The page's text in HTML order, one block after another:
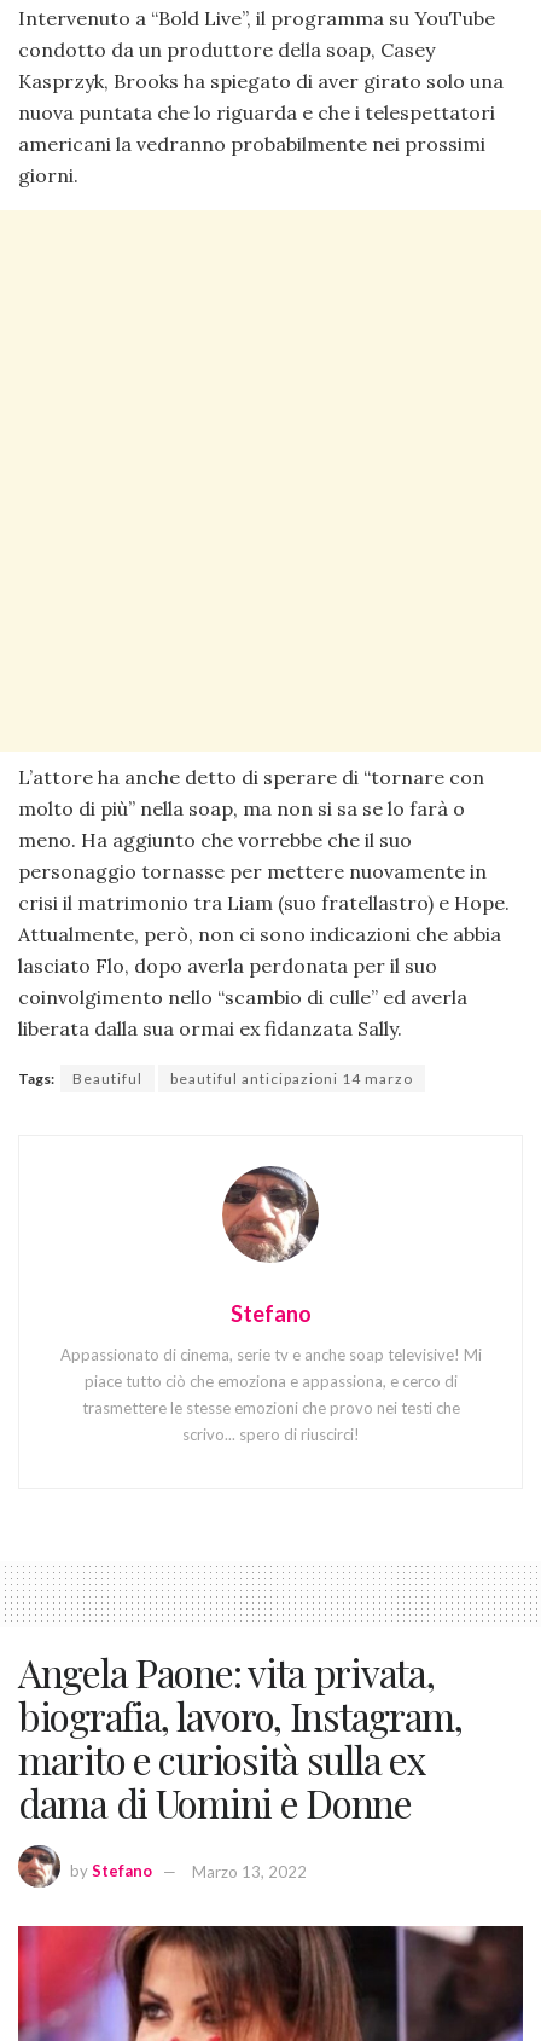
Intervenuto a “Bold Live”, il programma su YouTube
condotto da un produttore della soap, Casey
Kasprzyk, Brooks ha spiegato di aver girato solo una
nuova puntata che lo riguarda e che i telespettatori
americani la vedranno probabilmente nei prossimi
giorni.
L’attore ha anche detto di sperare di “tornare con
molto di più” nella soap, ma non si sa se lo farà o
meno. Ha aggiunto che vorrebbe che il suo
personaggio tornasse per mettere nuovamente in
crisi il matrimonio tra Liam (suo fratellastro) e Hope.
Attualmente, però, non ci sono indicazioni che abbia
lasciato Flo, dopo averla perdonata per il suo
coinvolgimento nello “scambio di culle” ed averla
liberata dalla sua ormai ex fidanzata Sally.
Tags: Beautiful beautiful anticipazioni 14 marzo
Stefano
Appassionato di cinema, serie tv e anche soap televisive! Mi
piace tutto ciò che emoziona e appassiona, e cerco di
trasmettere le stesse emozioni che provo nei testi che
scrivo... spero di riuscirci!
Angela Paone: vita privata,
biografia, lavoro, Instagram,
marito e curiosità sulla ex
dama di Uomini e Donne
byStefano Marzo 13, 2022